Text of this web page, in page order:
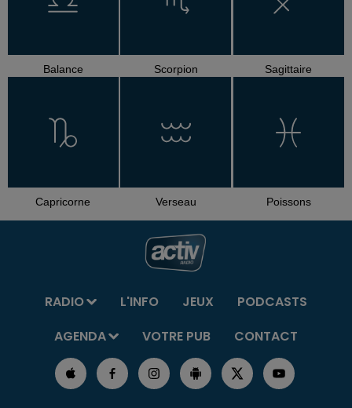
Balance Scorpion Sagittaire
Capricorne Verseau Poissons
RADIO L'INFO JEUX
PODCASTS
AGENDA
VOTRE PUB CONTACT